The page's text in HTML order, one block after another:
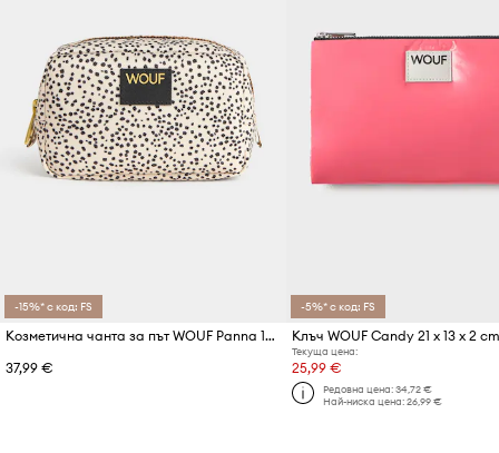
-15%* с код: FS
Козметична чанта за път WOUF Panna 15 x 6,5 x 10 cm
37,99 €
-5%* с код: FS
Клъч WOUF Candy 21 x 13 x 2 cm
Текуща цена:
25,99 €
Редовна цена:34,72 €
Най-ниска цена:26,99 €